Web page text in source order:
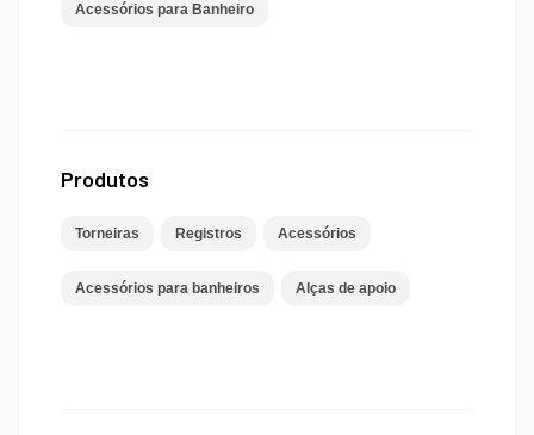
Acessórios para Banheiro
Produtos
Torneiras Registros Acessórios
Acessórios para banheiros Alças de apoio